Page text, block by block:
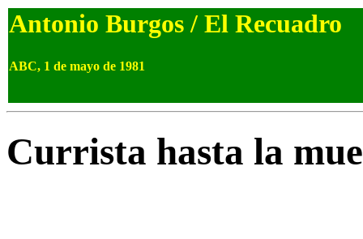
Antonio Burgos / El Recuadro
ABC, 1 de mayo de 1981
Currista hasta la